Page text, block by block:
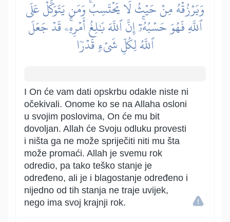
وَيَرۡزُقۡهُ مِنۡ حَيۡثُ لَا يَحۡتَسِبُۚ وَمَن يَتَوَكَّلۡ عَلَى
ٱللَّهِ فَهُوَ حَسۡبُهُۥٓۚ إِنَّ ٱللَّهَ بَٰلِغُ أَمۡرِهِۦۚ قَدۡ جَعَلَ
ٱللَّهُ لِكُلِّ شَيۡءٖ قَدۡرٗا
I On će vam dati opskrbu odakle niste ni
očekivali. Onome ko se na Allaha osloni
u svojim poslovima, On će mu bit
dovoljan. Allah će Svoju odluku provesti
i ništa ga ne može spriječiti niti mu šta
može promaći. Allah je svemu rok
odredio, pa tako teško stanje je
određeno, ali je i blagostanje određeno i
nijedno od tih stanja ne traje uvijek,
nego ima svoj krajnji rok.